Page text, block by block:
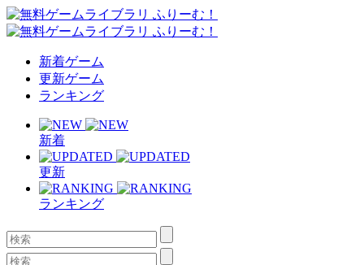
新着ゲーム
更新ゲーム
ランキング
新着
更新
ランキング